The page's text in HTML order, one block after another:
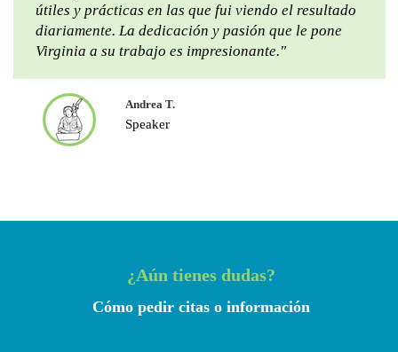
útiles y prácticas en las que fui viendo el resultado
diariamente. La dedicación y pasión que le pone
Virginia a su trabajo es impresionante."
Andrea T.
Speaker
¿Aún tienes dudas?
Cómo pedir citas o información